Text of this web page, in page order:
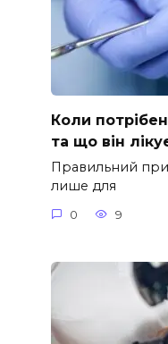
Коли
та що він
Правильний
лише для
0 9